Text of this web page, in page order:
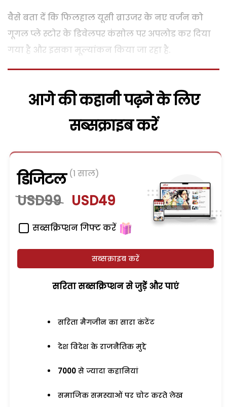
वैसे बता दें कि फिलहाल यूसी ब्राउजर के नए वर्जन को
गूगल प्ले स्टोर के डिवेलपर कंसोल पर अपलोड कर दिया
गया है और इसका मूल्यांकन किया जा रहा है.
आगे की कहानी पढ़ने के लिए
सब्सक्राइब करें
डिजिटल (1 साल)
USD99 USD49
सब्सक्रिप्शन गिफ्ट करें
सब्सक्राइब करें
सरिता सब्सक्रिप्शन से जुड़ेें और पाएं
सरिता मैगजीन का सारा कंटेंट
देश विदेश के राजनैतिक मुद्दे
7000 से ज्यादा कहानियां
समाजिक समस्याओं पर चोट करते लेख